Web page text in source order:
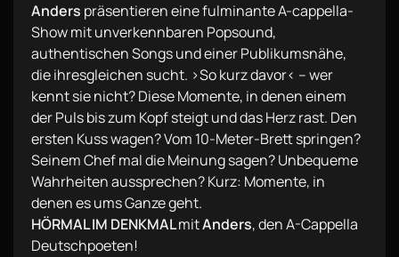
Anders präsentieren eine fulminante A-cappella-
Show mit unverkennbaren Popsound,
authentischen Songs und einer Publikumsnähe,
die ihresgleichen sucht. ›So kurz davor‹ – wer
kennt sie nicht? Diese Momente, in denen einem
der Puls bis zum Kopf steigt und das Herz rast. Den
ersten Kuss wagen? Vom 10-Meter-Brett springen?
Seinem Chef mal die Meinung sagen? Unbequeme
Wahrheiten aussprechen? Kurz: Momente, in
denen es ums Ganze geht.
HÖRMAL IM DENKMALmitAnders, den A-Cappella
Deutschpoeten!